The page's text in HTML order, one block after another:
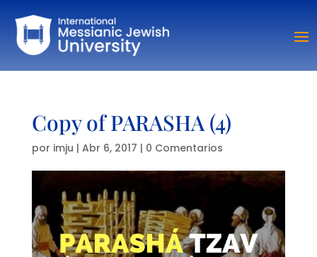
Copy of PARASHA (4)
por imju | Abr 6, 2017 | 0 Comentarios